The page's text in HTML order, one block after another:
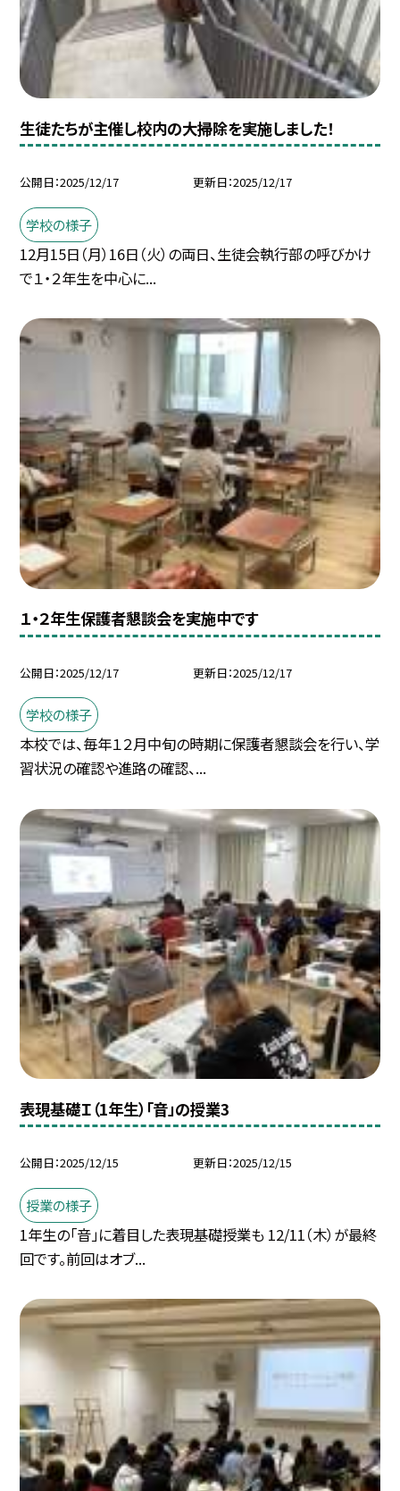
生徒たちが主催し校内の大掃除を実施しました！
公開日 2025/12/17 更新日 2025/12/17
学校の様子
12月15日（月）16日（火）の両日、生徒会執行部の呼びかけ
で１・２年生を中心に...
１・２年生保護者懇談会を実施中です
公開日 2025/12/17 更新日 2025/12/17
学校の様子
本校では、毎年１２月中旬の時期に保護者懇談会を行い、学
習状況の確認や進路の確認、...
表現基礎Ｉ（1年生）「音」の授業3
公開日 2025/12/15 更新日 2025/12/15
授業の様子
1年生の「音」に着目した表現基礎授業も 12/11（木）が最終
回です。前回はオブ...